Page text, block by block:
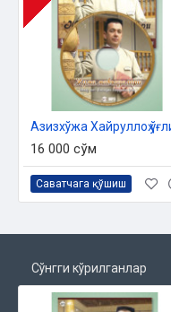
16 000 сўм
Саватчага қўшиш
Сўнгги кўрилганлар